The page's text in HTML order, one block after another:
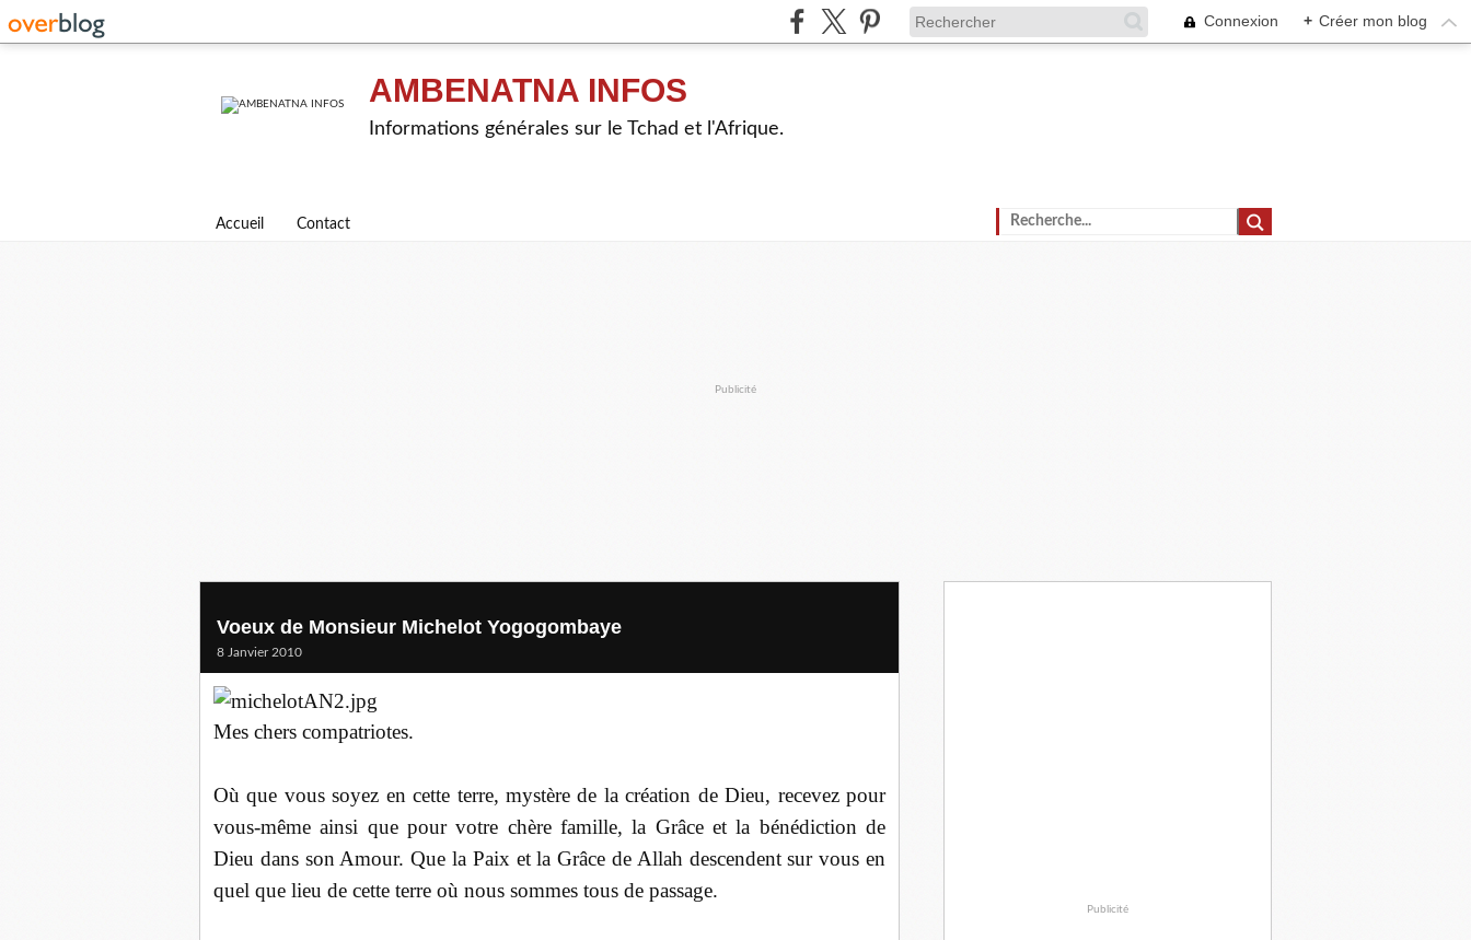
Connexion + Créer mon blog
AMBENATNA INFOS
Informations générales sur le Tchad et l'Afrique.
Accueil Contact
Publicité
Voeux de Monsieur Michelot Yogogombaye
8 Janvier 2010
Mes chers compatriotes.
Où que vous soyez en cette terre, mystère de la création de Dieu, recevez pour
vous-même ainsi que pour votre chère famille, la Grâce et la bénédiction de
Dieu dans son Amour. Que la Paix et la Grâce de Allah descendent sur vous en
quel que lieu de cette terre où nous sommes tous de passage.
Publicité